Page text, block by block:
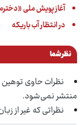
آغاز پویش ملی
در انتظار آب باریکه
نظر شما
نظرات حاوی
منتشر نمی‌شود.
نظراتی که غیر از